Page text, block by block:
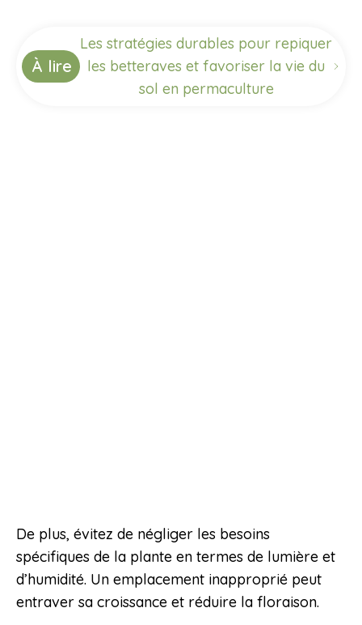
À lire
Les stratégies durables pour repiquer
les betteraves et favoriser la vie du
sol en permaculture
De plus, évitez de négliger les besoins
spécifiques de la plante en termes de lumière et
d’humidité. Un emplacement inapproprié peut
entraver sa croissance et réduire la floraison.